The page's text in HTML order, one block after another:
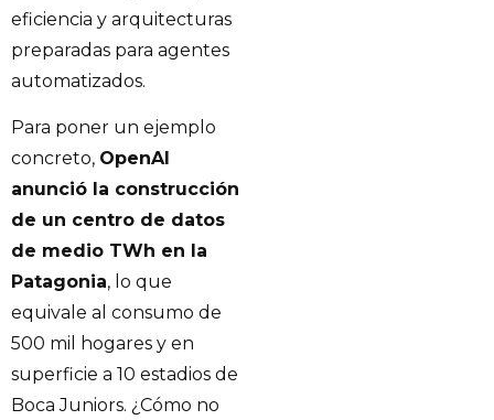
eficiencia y arquitecturas
preparadas para agentes
automatizados.
Para poner un ejemplo
concreto, OpenAI
anunció la construcción
de un centro de datos
de medio TWh en la
Patagonia, lo que
equivale al consumo de
500 mil hogares y en
superficie a 10 estadios de
Boca Juniors. ¿Cómo no